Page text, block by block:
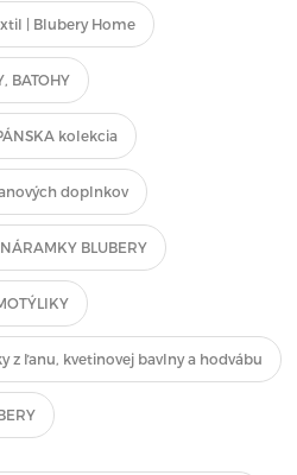
| Blubery Home
BATOHY
kolekcia
doplnkov
BLUBERY
z ľanu, kvetinovej bavlny a hodvábu